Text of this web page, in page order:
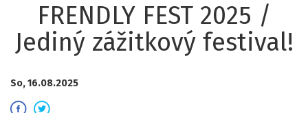
FRENDLY FEST 2025 /
Jediný zážitkový festival!
So, 16.08.2025